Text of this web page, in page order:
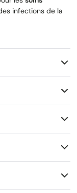
infections de la